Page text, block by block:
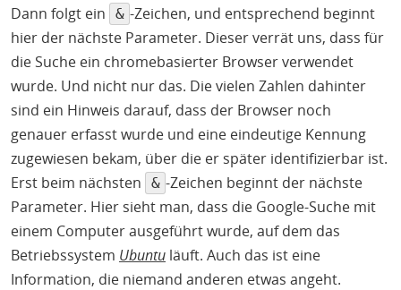
Dann folgt ein
& -Zeichen, und entsprechend beginnt
hier der nächste Parameter. Dieser verrät uns, dass für
die Suche ein chromebasierter Browser verwendet
wurde. Und nicht nur das. Die vielen Zahlen dahinter
sind ein Hinweis darauf, dass der Browser noch
genauer erfasst wurde und eine eindeutige Kennung
zugewiesen bekam, über die er später identifizierbar ist.
Erst beim nächsten
& -Zeichen beginnt der nächste
Parameter. Hier sieht man, dass die Google-Suche mit
einem Computer ausgeführt wurde, auf dem das
Betriebssystem Ubuntu läuft. Auch das ist eine
Information, die niemand anderen etwas angeht.